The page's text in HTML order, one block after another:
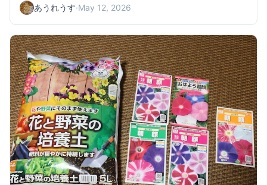
あうれうす·May 12, 2026